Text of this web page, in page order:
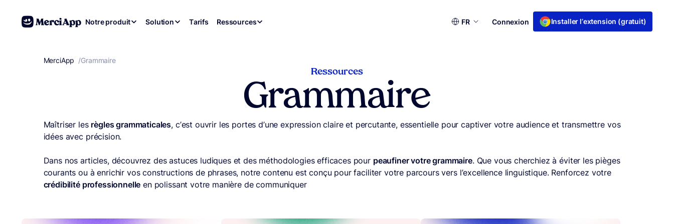
Aller au contenu
Notre produit Solution Tarifs Ressources
Choisir
FR Connexion Installer l’extension (gratuit)
MerciApp correcteur orthographe
/Grammaire
Ressources
Grammaire
Maîtriser les règles grammaticales, c’est ouvrir les portes d’une expression claire et percutante, essentielle pour captiver votre audience et transmettre vos
idées avec précision.
Dans nos articles, découvrez des astuces ludiques et des méthodologies efficaces pour peaufiner votre grammaire. Que vous cherchiez à éviter les pièges
courants ou à enrichir vos constructions de phrases, notre contenu est conçu pour faciliter votre parcours vers l’excellence linguistique. Renforcez votre
crédibilité professionnelle en polissant votre manière de communiquer